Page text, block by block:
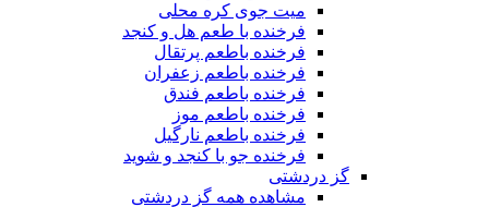
میت جوی کره محلی
فرخنده با طعم هل و کنجد
فرخنده باطعم پرتقال
فرخنده باطعم زعفران
فرخنده باطعم فندق
فرخنده باطعم موز
فرخنده باطعم نارگیل
فرخنده جو با کنجد و شوید
گز دردشتی
مشاهده همه گز دردشتی